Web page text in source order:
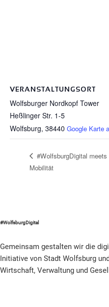
VERANSTALTUNGSORT
Wolfsburger Nordkopf Tower
Heßlinger Str. 1-5
Wolfsburg, 38440 Google Karte
#WolfsburgDigital
Mobilität
#WolfsburgDigital
Gemeinsam gestalten wir die
Initiative von Stadt Wolfsburg
Wirtschaft, Verwaltung und